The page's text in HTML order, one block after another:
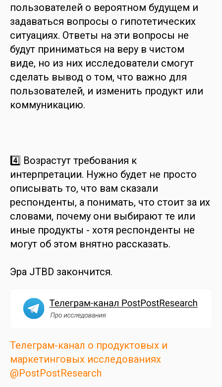
пользователей о вероятном будущем и
задаваться вопросы о гипотетических
ситуациях. Ответы на эти вопросы не
будут приниматься на веру в чистом
виде, но из них исследователи смогут
сделать вывод о том, что важно для
пользователей, и изменить продукт или
коммуникацию.
4️⃣ Возрастут требования к
интерпретации. Нужно будет не просто
описывать то, что вам сказали
респонденты, а понимать, что стоит за их
словами, почему они выбирают те или
иные продукты - хотя респонденты не
могут об этом внятно рассказать.
Эра JTBD закончится.
Телеграм-канал о продуктовых и
маркетинговых исследованиях
@PostPostResearch